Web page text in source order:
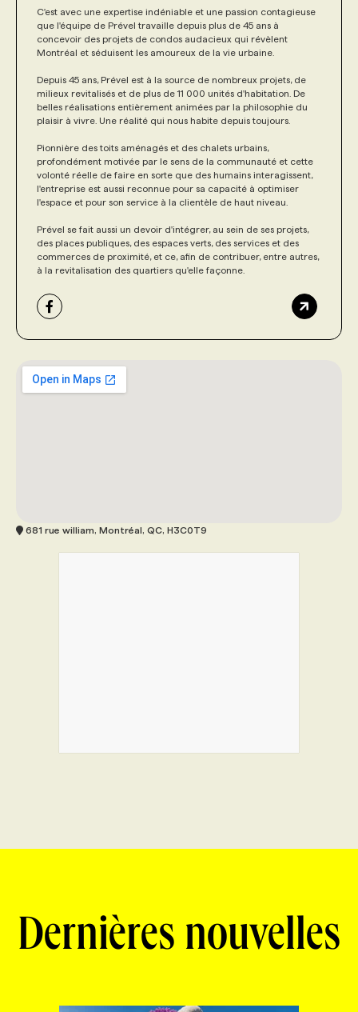
C'est avec une expertise indéniable et une passion contagieuse
que l'équipe de Prével travaille depuis plus de 45 ans à
concevoir des projets de condos audacieux qui révèlent
Montréal et séduisent les amoureux de la vie urbaine.
Depuis 45 ans, Prével est à la source de nombreux projets, de
milieux revitalisés et de plus de 11 000 unités d'habitation. De
belles réalisations entièrement animées par la philosophie du
plaisir à vivre. Une réalité qui nous habite depuis toujours.
Pionnière des toits aménagés et des chalets urbains,
profondément motivée par le sens de la communauté et cette
volonté réelle de faire en sorte que des humains interagissent,
l'entreprise est aussi reconnue pour sa capacité à optimiser
l'espace et pour son service à la clientèle de haut niveau.
Prével se fait aussi un devoir d'intégrer, au sein de ses projets,
des places publiques, des espaces verts, des services et des
commerces de proximité, et ce, afin de contribuer, entre autres,
à la revitalisation des quartiers qu'elle façonne.
681 rue william, Montréal, QC, H3C0T9
Dernières nouvelles